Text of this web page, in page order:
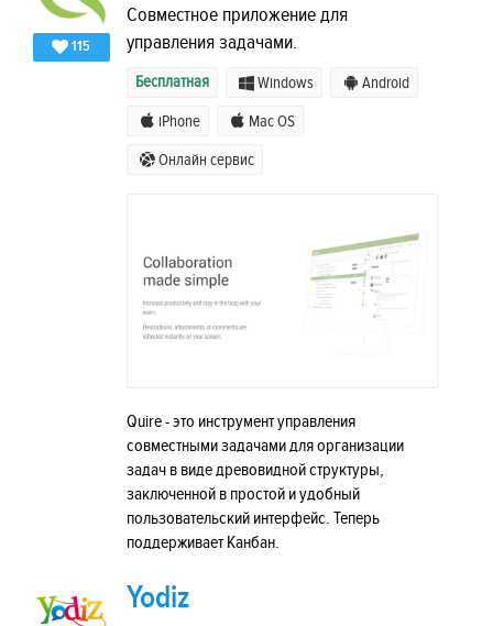
115
Совместное приложение для
управления задачами.
Бесплатная Windows Android
iPhone Mac OS
Онлайн сервис
Quire - это инструмент управления
совместными задачами для организации
задач в виде древовидной структуры,
заключенной в простой и удобный
пользовательский интерфейс. Теперь
поддерживает Канбан.
Yodiz